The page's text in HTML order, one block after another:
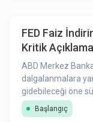
FED Faiz
Kritik
ABD Merkez
dalgalanmalara
gidebileceği öne
Başlangıç